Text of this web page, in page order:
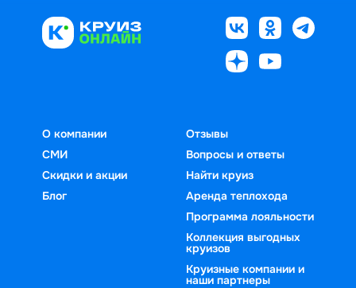
О компании
СМИ
Скидки и акции
Блог
Отзывы
Вопросы и ответы
Найти круиз
Аренда теплохода
Программа лояльности
Коллекция выгодных
круизов
Круизные компании и
наши партнеры